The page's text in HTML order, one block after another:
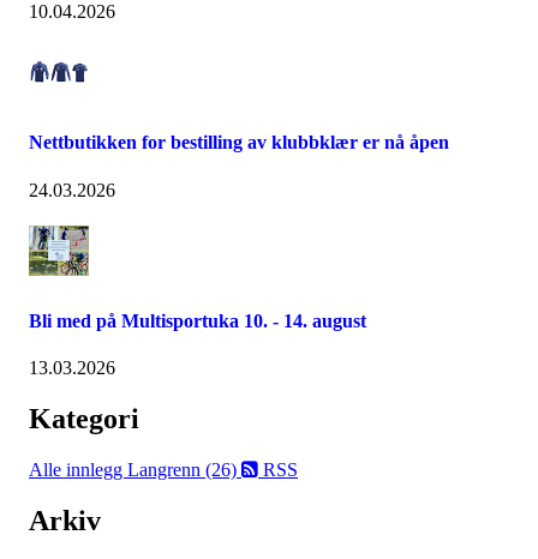
10.04.2026
Nettbutikken for bestilling av klubbklær er nå åpen
24.03.2026
Bli med på Multisportuka 10. - 14. august
13.03.2026
Kategori
Alle innlegg Langrenn (26) RSS
Arkiv